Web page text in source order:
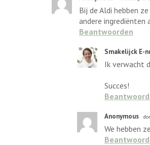
Bij de Aldi hebben
andere ingrediënten
Beantwoorden
Smakelijck E-
Ik verwacht
Succes!
Anonymous
We hebben